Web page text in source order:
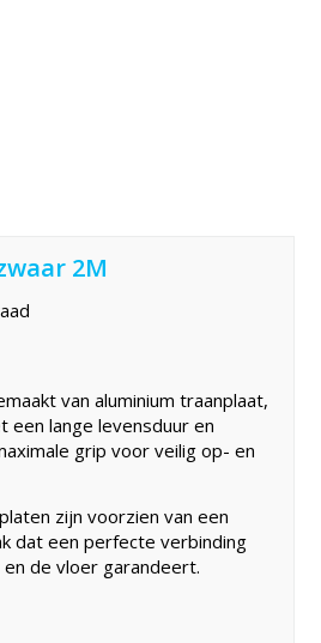
2M
van aluminium traanplaat,
lange levensduur en
grip voor veilig op- en
zijn voorzien van een
dat een perfecte verbinding
de vloer garandeert.